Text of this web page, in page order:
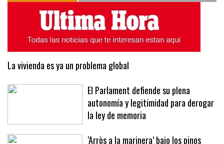
La vivienda es ya un problema global
El Parlament defiende su plena
autonomía y legitimidad para derogar
la ley de memoria
‘Arròs a la marinera’ bajo los pinos